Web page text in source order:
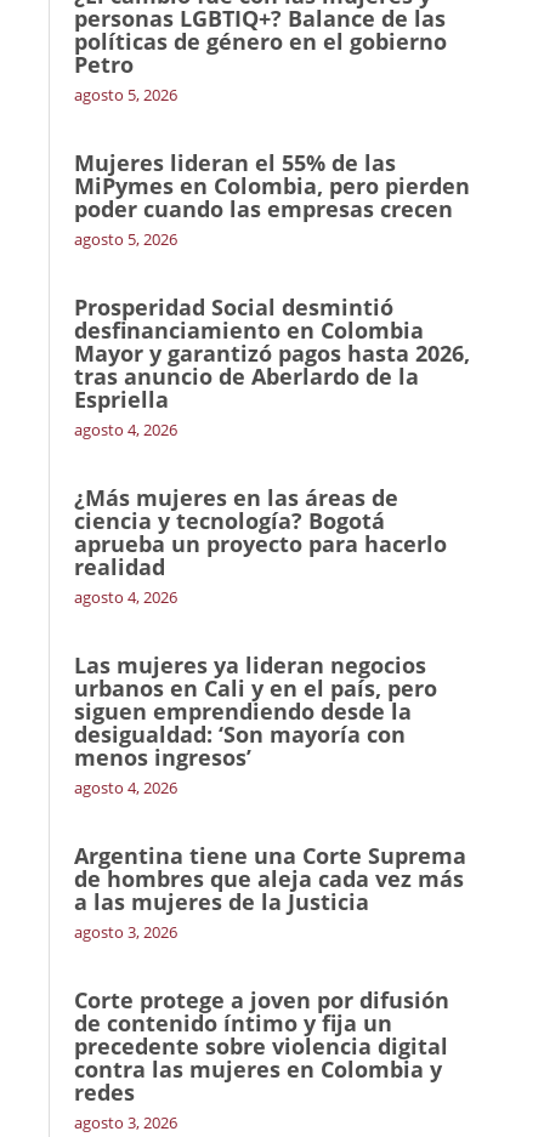
personas LGBTIQ+? Balance de las
políticas de género en el gobierno
Petro
agosto 5, 2026
Mujeres lideran el 55% de las
MiPymes en Colombia, pero pierden
poder cuando las empresas crecen
agosto 5, 2026
Prosperidad Social desmintió
desfinanciamiento en Colombia
Mayor y garantizó pagos hasta 2026,
tras anuncio de Aberlardo de la
Espriella
agosto 4, 2026
¿Más mujeres en las áreas de
ciencia y tecnología? Bogotá
aprueba un proyecto para hacerlo
realidad
agosto 4, 2026
Las mujeres ya lideran negocios
urbanos en Cali y en el país, pero
siguen emprendiendo desde la
desigualdad: ‘Son mayoría con
menos ingresos’
agosto 4, 2026
Argentina tiene una Corte Suprema
de hombres que aleja cada vez más
a las mujeres de la Justicia
agosto 3, 2026
Corte protege a joven por difusión
de contenido íntimo y fija un
precedente sobre violencia digital
contra las mujeres en Colombia y
redes
agosto 3, 2026